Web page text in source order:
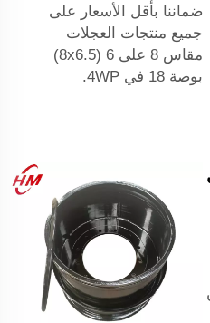
ضماننا بأقل الأسعار على
جميع منتجات العجلات
مقاس 8 على 6 (8x6.5)
بوصة 18 في 4WP.